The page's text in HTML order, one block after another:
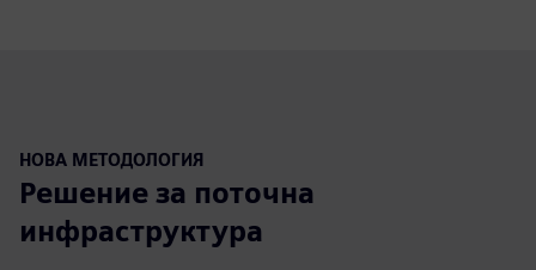
НОВА МЕТОДОЛОГИЯ
Решение за поточна
инфраструктура